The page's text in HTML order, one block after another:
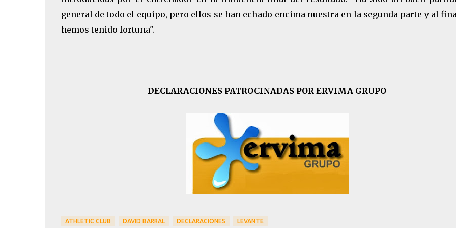
general de todo el equipo, pero ellos se han echado encima nuestra en la segunda parte y al
hemos tenido fortuna".
DECLARACIONES PATROCINADAS POR ERVIMA GRUPO
ATHLETIC CLUB DAVID BARRAL DECLARACIONES LEVANTE